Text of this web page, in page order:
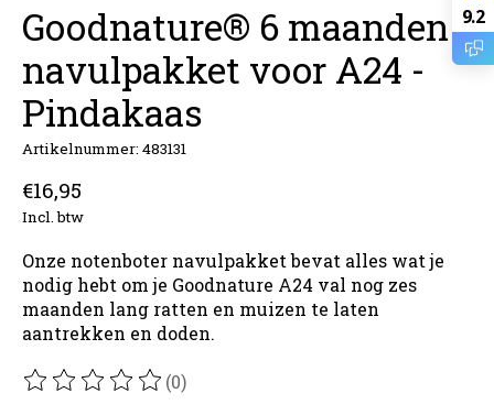
Goodnature® 6 maanden
navulpakket voor A24 -
Pindakaas
Artikelnummer: 483131
€16,95
Incl. btw
Onze notenboter navulpakket bevat alles wat je
nodig hebt om je Goodnature A24 val nog zes
maanden lang ratten en muizen te laten
aantrekken en doden.
De beoordeling van dit product is
(0)
9.2